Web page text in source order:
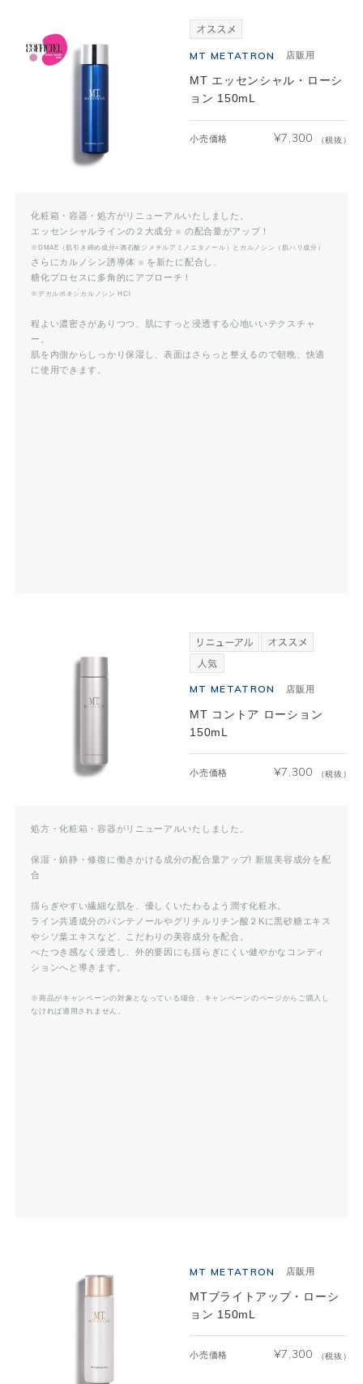
MT METATRON 店販用
MT エッセンシャル・ローシ
ョン 150mL
小売価格 ¥7,300 （税抜）
化粧箱・容器・処方がリニューアルいたしました。
エッセンシャルラインの２大成分 ※ の配合量がアップ！
※DMAE（肌引き締め成分=酒石酸ジメチルアミノエタノール）とカルノシン（肌ハリ成分）
さらにカルノシン誘導体 ※ を新たに配合し、
糖化プロセスに多角的にアプローチ！
※デカルボキシカルノシン HCl
程よい濃密さがありつつ、肌にすっと浸透する心地いいテクスチャ
ー。
肌を内側からしっかり保湿し、表面はさらっと整えるので朝晩、快適
に使用できます。
MT METATRON 店販用
MT コントア ローション
150mL
小売価格 ¥7,300 （税抜）
処方・化粧箱・容器がリニューアルいたしました。
保湿・鎮静・修復に働きかける成分の配合量アップ! 新規美容成分を配
合
揺らぎやすい繊細な肌を、優しくいたわるよう潤す化粧水。
ライン共通成分のパンテノールやグリチルリチン酸２Kに黒砂糖エキス
やシソ葉エキスなど、こだわりの美容成分を配合。
べたつき感なく浸透し、外的要因にも揺らぎにくい健やかなコンディ
ションへと導きます。
※商品がキャンペーンの対象となっている場合、キャンペーンのページからご購入し
なければ適用されません。
MT METATRON 店販用
MTブライトアップ・ローシ
ョン 150mL
小売価格 ¥7,300 （税抜）